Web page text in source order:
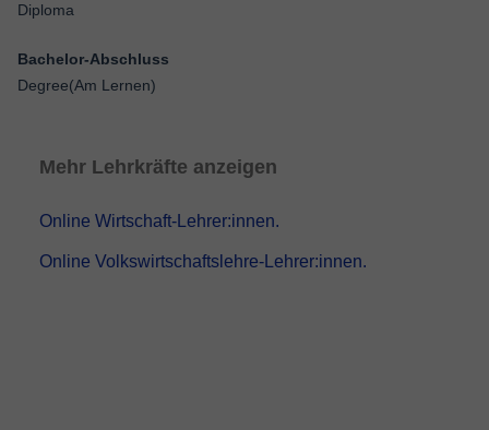
Diploma
Bachelor-Abschluss
Degree(Am Lernen)
Mehr Lehrkräfte anzeigen
Online Wirtschaft-Lehrer:innen.
Online Volkswirtschaftslehre-Lehrer:innen.